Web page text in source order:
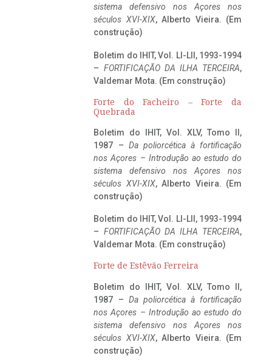
sistema defensivo nos Açores nos
séculos XVI-XIX, Alberto Vieira. (Em
construção)
Boletim do IHIT, Vol. LI-LII, 1993-1994
– FORTIFICAÇÃO DA ILHA TERCEIRA,
Valdemar Mota. (Em construção)
Forte do Facheiro – Forte da
Quebrada
Boletim do IHIT, Vol. XLV, Tomo II,
1987 – Da poliorcética à fortificação
nos Açores – Introdução ao estudo do
sistema defensivo nos Açores nos
séculos XVI-XIX, Alberto Vieira. (Em
construção)
Boletim do IHIT, Vol. LI-LII, 1993-1994
– FORTIFICAÇÃO DA ILHA TERCEIRA,
Valdemar Mota. (Em construção)
Forte de Estêvão Ferreira
Boletim do IHIT, Vol. XLV, Tomo II,
1987 – Da poliorcética à fortificação
nos Açores – Introdução ao estudo do
sistema defensivo nos Açores nos
séculos XVI-XIX, Alberto Vieira. (Em
construção)